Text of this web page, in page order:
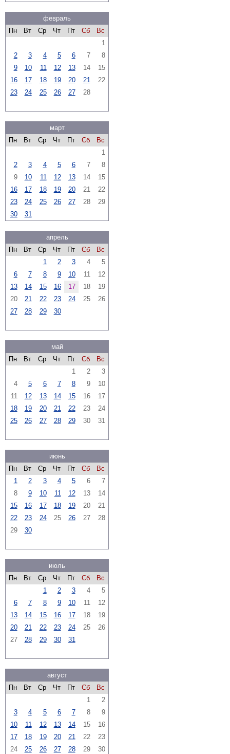
февраль
Пн
Вт Ср Чт Пт Сб
Вс
1
2
3 4 5 6 7
8
9
10 11 12 13 14
15
16
17 18 19 20 21
22
23
24 25 26 27 28
март
Пн
Вт Ср Чт Пт Сб
Вс
1
2
3 4 5 6 7
8
9
10 11 12 13 14
15
16
17 18 19 20 21
22
23
24 25 26 27 28
29
30
31
апрель
Пн
Вт Ср Чт Пт Сб
Вс
1
2 3 4
5
6
7 8 9 10 11
12
13
14 15 16 17 18
19
20
21 22 23 24 25
26
27
28 29 30
май
Пн
Вт Ср Чт Пт Сб
Вс
1
2
3
4
5 6 7 8 9
10
11
12 13 14 15 16
17
18
19 20 21 22 23
24
25
26 27 28 29 30 31
июнь
Пн
Вт Ср Чт Пт Сб
Вс
1
2 3 4 5 6
7
8
9 10 11 12 13
14
15
16 17 18 19 20
21
22
23 24 25 26 27
28
29
30
июль
Пн
Вт Ср Чт Пт Сб
Вс
1
2 3 4
5
6
7 8 9 10 11
12
13
14 15 16 17 18
19
20
21 22 23 24 25
26
27
28 29 30 31
август
Пн
Вт Ср Чт Пт Сб
Вс
1
2
3
4 5 6 7 8
9
10
11 12 13 14 15
16
17
18 19 20 21 22
23
24
25 26 27 28 29 30